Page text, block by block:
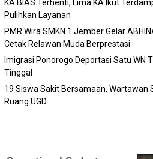
KA BIAS Terhenti, Lima KA Ikut
Pulihkan Layanan
PMR Wira SMKN 1 Jember Gelar
Cetak Relawan Muda Berprestasi
Imigrasi Ponorogo Deportasi Satu WN
Tinggal
19 Siswa Sakit Bersamaan, Wartawan
Ruang UGD